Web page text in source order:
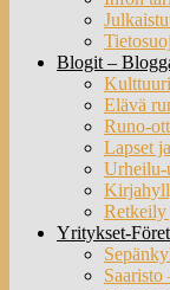
Blogit –
Elävä
Runo-
Lapset
Urheilu-
Retkeily
Yritykset-
Saaristo